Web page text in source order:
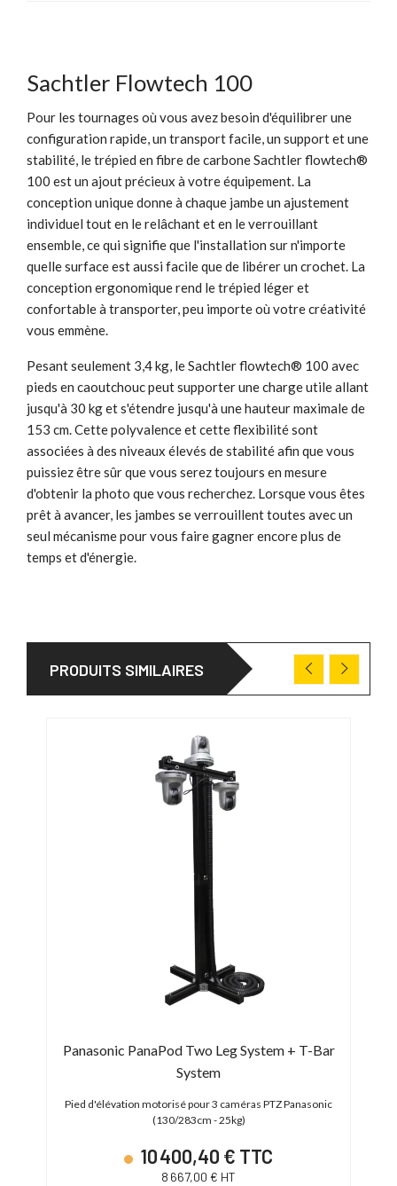
Sachtler Flowtech 100
Pour les tournages où vous avez besoin d'équilibrer une
configuration rapide, un transport facile, un support et une
stabilité, le trépied en fibre de carbone Sachtler flowtech®
100 est un ajout précieux à votre équipement. La
conception unique donne à chaque jambe un ajustement
individuel tout en le relâchant et en le verrouillant
ensemble, ce qui signifie que l'installation sur n'importe
quelle surface est aussi facile que de libérer un crochet. La
conception ergonomique rend le trépied léger et
confortable à transporter, peu importe où votre créativité
vous emmène.
Pesant seulement 3,4 kg, le Sachtler flowtech® 100 avec
pieds en caoutchouc peut supporter une charge utile allant
jusqu'à 30 kg et s'étendre jusqu'à une hauteur maximale de
153 cm. Cette polyvalence et cette flexibilité sont
associées à des niveaux élevés de stabilité afin que vous
puissiez être sûr que vous serez toujours en mesure
d'obtenir la photo que vous recherchez. Lorsque vous êtes
prêt à avancer, les jambes se verrouillent toutes avec un
seul mécanisme pour vous faire gagner encore plus de
temps et d'énergie.
PRODUITS SIMILAIRES
Panasonic PanaPod Two Leg System + T-Bar
System
Pied d'élévation motorisé pour 3 caméras PTZ Panasonic
(130/283cm - 25kg)
10 400,40 € TTC
8 667,00 € HT